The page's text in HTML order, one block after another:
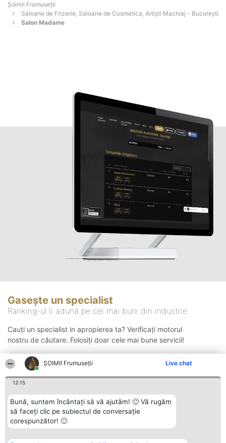
ȘOIMII Frumuseții Live chat
12:15
Bună, suntem încântați să vă ajutăm! 🙂 Vă rugăm
să faceți clic pe subiectul de conversație
corespunzător! 🙂
Șoimii Frumuseții
Saloane de Frizerie, Saloane de Cosmetica, Artiști Machiaj - Bucureşti
Salon Madame
Gasește un specialist
Ranking-ul îi adună pe cei mai buni din industrie
Cauți un specialist in apropierea ta? Verificați motorul
nostru de căutare. Folosiți doar cele mai bune servicii!